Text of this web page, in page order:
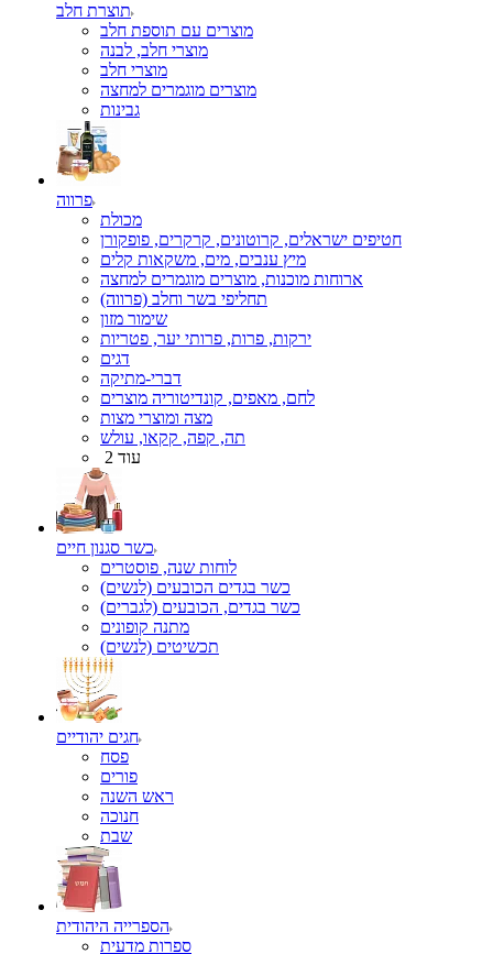
תוצרת חלב
מוצרים עם תוספת חלב
מוצרי חלב, לבנה
מוצרי חלב
מוצרים מוגמרים למחצה
גבינות
פרווה
מכולת
חטיפים ישראלים, קרוטונים, קרקרים, פופקורן
מיץ ענבים, מים, משקאות קלים
ארוחות מוכנות, מוצרים מוגמרים למחצה
תחליפי בשר וחלב (פרווה)
שימור מזון
ירקות, פרות, פרותי יער, פטריות
דגים
דברי-מתיקה
לחם, מאפים, קונדיטוריה מוצרים
מצה ומוצרי מצות
תה, קפה, קקאו, עולש
עוד 2
כשר סגנון חיים
לוחות שנה, פוסטרים
כשר בגדים הכובעים (לנשים)
כשר בגדים, הכובעים (לגברים)
מתנה קופונים
תכשיטים (לנשים)
חגים יהודיים
פסח
פורים
ראש השנה
חנוכה
שבת
הספרייה היהודית
ספרות מדעית